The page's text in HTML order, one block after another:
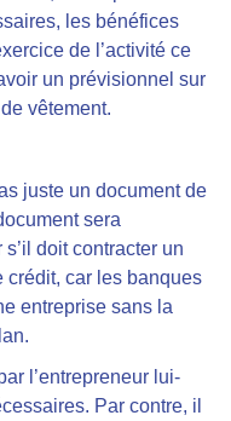
les bénéfices
de l’activité ce
un prévisionnel sur
vêtement.
juste un document de
sera
doit contracter un
crédit, car les banques
entreprise sans la
l’entrepreneur lui-
Par contre, il